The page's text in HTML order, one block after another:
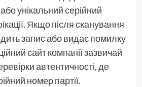
унікальний серійний
Якщо після сканування
запис або видає помилку
сайт компанії зазвичай
автентичності, де
номер партії.